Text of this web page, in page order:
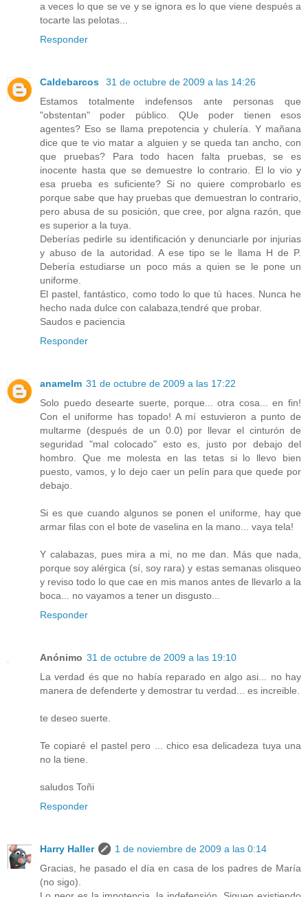
a veces lo que se ve y se ignora es lo que viene después a
tocarte las pelotas...
Responder
Caldebarcos
31 de octubre de 2009 a las 14:26
Estamos totalmente indefensos ante personas que
"obstentan" poder público. QUe poder tienen esos
agentes? Eso se llama prepotencia y chulería. Y mañana
dice que te vio matar a alguien y se queda tan ancho, con
que pruebas? Para todo hacen falta pruebas, se es
inocente hasta que se demuestre lo contrario. El lo vio y
esa prueba es suficiente? Si no quiere comprobarlo es
porque sabe que hay pruebas que demuestran lo contrario,
pero abusa de su posición, que cree, por algna razón, que
es superior a la tuya.
Deberías pedirle su identificación y denunciarle por injurias
y abuso de la autoridad. A ese tipo se le llama H de P.
Debería estudiarse un poco más a quien se le pone un
uniforme.
El pastel, fantástico, como todo lo que tú haces. Nunca he
hecho nada dulce con calabaza,tendré que probar.
Saudos e paciencia
Responder
anamelm 31 de octubre de 2009 a las 17:22
Solo puedo desearte suerte, porque... otra cosa... en fin!
Con el uniforme has topado! A mí estuvieron a punto de
multarme (después de un 0.0) por llevar el cinturón de
seguridad "mal colocado" esto es, justo por debajo del
hombro. Que me molesta en las tetas si lo llevo bien
puesto, vamos, y lo dejo caer un pelín para que quede por
debajo.
Si es que cuando algunos se ponen el uniforme, hay que
armar filas con el bote de vaselina en la mano... vaya tela!
Y calabazas, pues mira a mi, no me dan. Más que nada,
porque soy alérgica (sí, soy rara) y estas semanas olisqueo
y reviso todo lo que cae en mis manos antes de llevarlo a la
boca... no vayamos a tener un disgusto...
Responder
Anónimo 31 de octubre de 2009 a las 19:10
La verdad és que no había reparado en algo asi... no hay
manera de defenderte y demostrar tu verdad... es increible.
te deseo suerte.
Te copiaré el pastel pero ... chico esa delicadeza tuya una
no la tiene.
saludos Toñi
Responder
Harry Haller
1 de noviembre de 2009 a las 0:14
Gracias, he pasado el día en casa de los padres de María
(no sigo).